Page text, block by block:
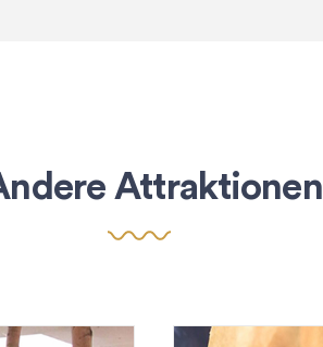
Attraktionen